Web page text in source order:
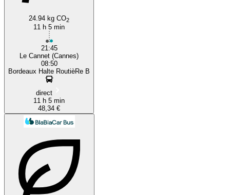
24.94 kg CO2
11 h 5 min
21:45
Le Cannet (Cannes)
08:50
Bordeaux Halte RoutièRe B
direct
11 h 5 min
48,34 €